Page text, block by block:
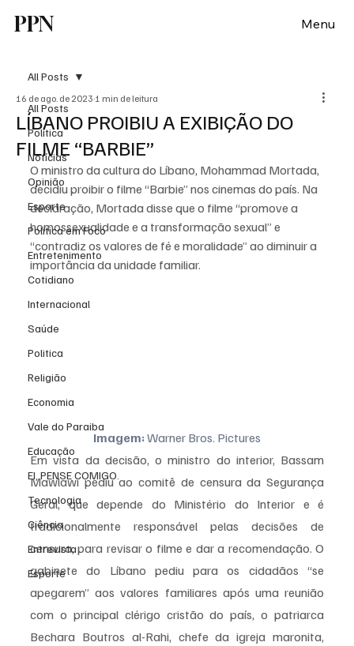
PPN Menu
All Posts
Política
Notícias
Opinião
Esporte
Politica em Foco
Entretenimento
Cotidiano
Internacional
Saúde
Politica
Religião
Economia
Vale do Paraiba
Educação
EI, PENSE COMIGO.
Tecnologia
Ciência
Entrevista
Esporte
All Posts
LÍBANO PROIBIU A EXIBIÇÃO DO
FILME “BARBIE”
16 de ago. de 2023 1 min de leitura
O ministro da cultura do Líbano, Mohammad Mortada,
decidiu proibir o filme “Barbie” nos cinemas do país. Na
declaração, Mortada disse que o filme “promove a
homossexualidade e a transformação sexual” e
“contradiz os valores de fé e moralidade” ao diminuir a
importância da unidade familiar.
Imagem: Warner Bros. Pictures
Em vista da decisão, o ministro do interior, Bassam
Mawlawi pediu ao comitê de censura da Segurança
Geral, que depende do Ministério do Interior e é
tradicionalmente responsável pelas decisões de
censura, para revisar o filme e dar a recomendação. O
gabinete do Líbano pediu para os cidadãos “se
apegarem” aos valores familiares após uma reunião
com o principal clérigo cristão do país, o patriarca
Bechara Boutros al-Rahi, chefe da igreja maronita,